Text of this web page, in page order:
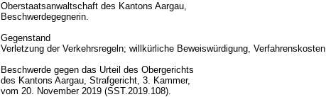
Oberstaatsanwaltschaft des Kantons Aargau,
Beschwerdegegnerin.
Gegenstand
Verletzung der Verkehrsregeln; willkürliche Beweiswürdigung,
Beschwerde gegen das Urteil des Obergerichts
des Kantons Aargau, Strafgericht, 3. Kammer,
vom 20. November 2019 (SST.2019.108).